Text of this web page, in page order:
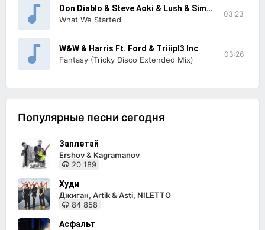
Don Diablo & Steve Aoki & Lush & Simon
What We Started
03:23
W&W & Harris Ft. Ford & Triiipl3 Inc
Fantasy (Tricky Disco Extended Mix)
03:26
Популярные песни сегодня
Заплетай
Ershov & Kagramanov
20 189
Худи
Джиган, Artik & Asti, NILETTO
84 858
Асфальт